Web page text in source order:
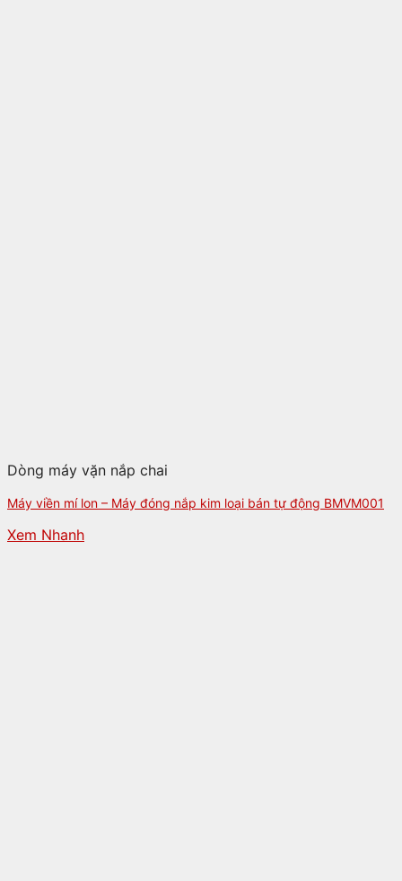
Dòng máy vặn nắp chai
Máy viền mí lon – Máy đóng nắp kim loại bán tự động BMVM001
Xem Nhanh